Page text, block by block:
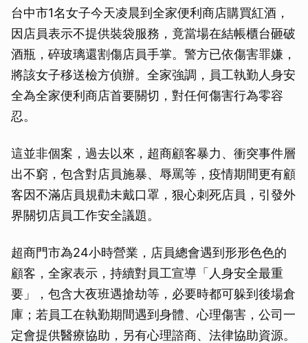
台中市1名女子今天凌晨到全家便利商店購買紅酒，
因店員表示不提供裝袋服務，竟當場在結帳櫃台砸破
酒瓶，碎玻璃還割傷店員手掌。警方已依傷害罪嫌，
將該女子移送檢方偵辦。全家強調，員工執勤人身安
全為全家便利商店首要關切，對任何傷害行為零容
忍。
這並非個案，過去以來，超商顧客暴力、衝突事件層
出不窮，包含對店員施暴、辱罵等，疫情期間更有顧
客因不滿店員規勸未戴口罩，狠心刺死店員，引發外
界關切店員工作安全議題。
超商門市為24小時營業，店員總會遇到形形色色的
顧客，全家表示，持續對員工宣導「人身安全最重
要」，包含大夜班遇搶劫等，必要時都可躲到後場倉
庫；若員工在執勤期間遇到身體、心理傷害，公司一
定會提供醫療協助，另有心理諮商、法律協助資源。